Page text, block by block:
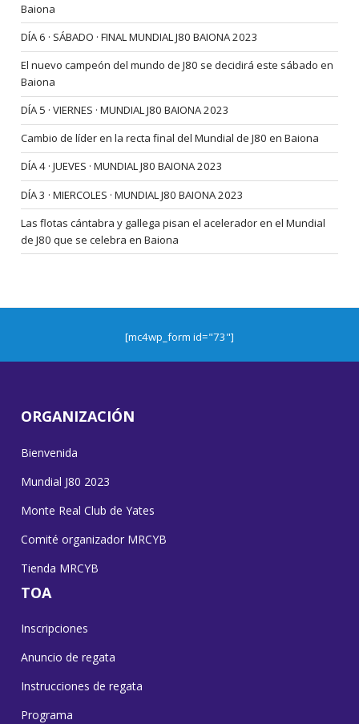
Baiona
DÍA 6 · SÁBADO · FINAL MUNDIAL J80 BAIONA 2023
El nuevo campeón del mundo de J80 se decidirá este sábado en
Baiona
DÍA 5 · VIERNES · MUNDIAL J80 BAIONA 2023
Cambio de líder en la recta final del Mundial de J80 en Baiona
DÍA 4 · JUEVES · MUNDIAL J80 BAIONA 2023
DÍA 3 · MIERCOLES · MUNDIAL J80 BAIONA 2023
Las flotas cántabra y gallega pisan el acelerador en el Mundial
de J80 que se celebra en Baiona
[mc4wp_form id="73"]
ORGANIZACIÓN
Bienvenida
Mundial J80 2023
Monte Real Club de Yates
Comité organizador MRCYB
Tienda MRCYB
TOA
Inscripciones
Anuncio de regata
Instrucciones de regata
Programa